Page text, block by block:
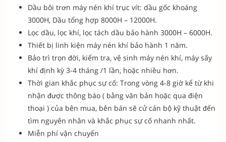
Dầu bôi trơn máy nén khí trục vít: dầu gốc khoáng
3000H, Dầu tổng hợp 8000H – 12000H.
Lọc dầu, lọc khí, lọc tách dầu bảo hành 3000H – 6000H.
Thiết bị linh kiện máy nén khí bảo hành 1 năm.
Bảo trì trọn đời, kiểm tra, vệ sinh máy nén khí, máy sấy
khí định kỳ 3-4 tháng /1 lần, hoặc nhiều hơn.
Thời gian khắc phục sự cố: Trong vòng 4-8 giờ kể từ khi
nhận được thông báo ( bằng văn bản hoặc qua điện
thoại ) của bên mua, bên bán sẽ cử cán bộ kỹ thuật đến
tìm nguyên nhân và khắc phục sự cố nhanh nhất.
Miễn phí vận chuyển